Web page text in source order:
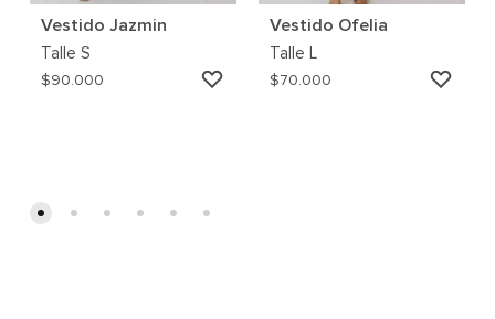
Vestido Jazmin
Talle S
$90.000
AGREGAR
Vestido Ofelia
Talle L
$70.000